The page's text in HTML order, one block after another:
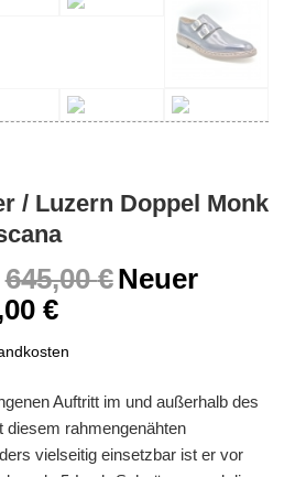
/ Luzern Doppel Monk
645,00€Neuer
€
Auftritt im und außerhalb des
diesem rahmengenähten
vielseitig einsetzbar ist er vor